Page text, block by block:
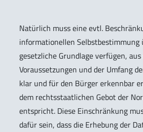
Natürlich muss eine evtl.
informationellen Selbstbestimmung
gesetzliche Grundlage verfügen,
Voraussetzungen und der Umfang
klar und für den Bürger erkennbar
dem rechtsstaatlichen Gebot der
entspricht. Diese Einschränkung
dafür sein, dass die Erhebung der